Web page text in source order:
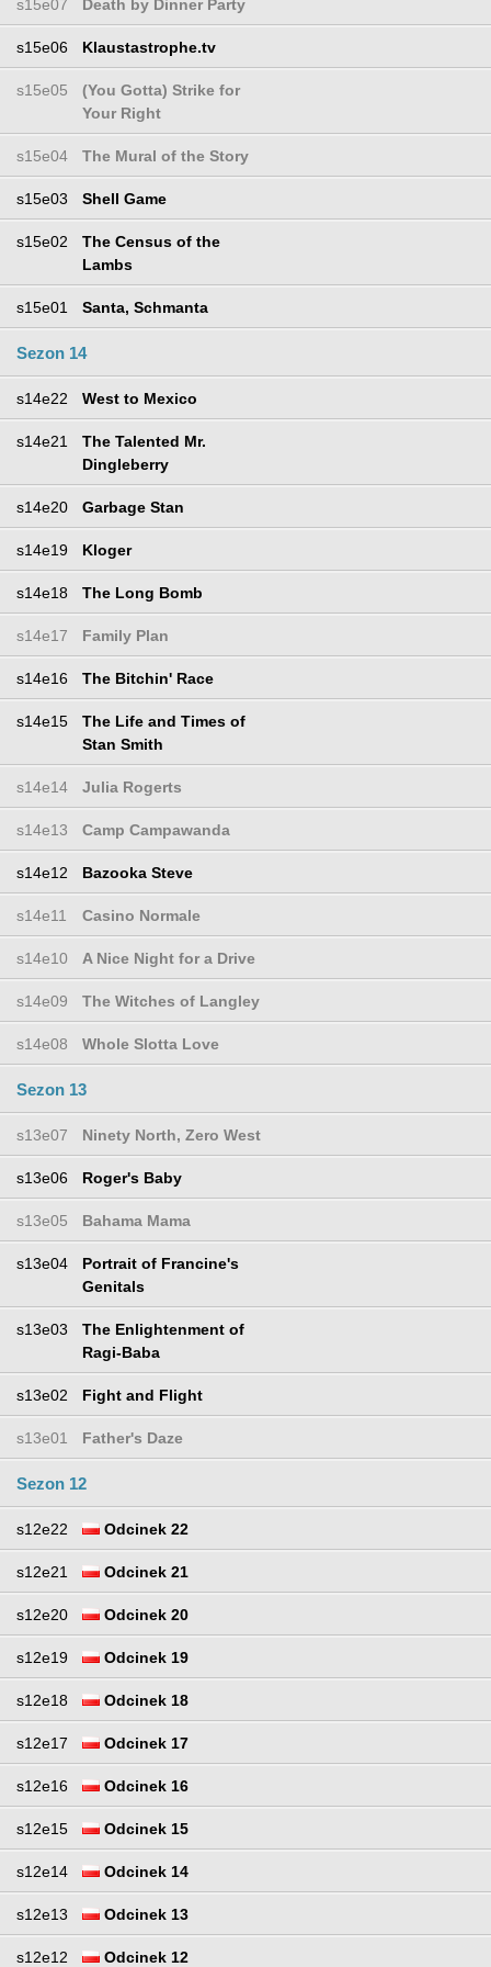
s15e07 Death by Dinner Party
s15e06 Klaustastrophe.tv
s15e05
(You Gotta) Strike for
Your Right
s15e04 The Mural of the Story
s15e03 Shell Game
s15e02
The Census of the
Lambs
s15e01 Santa, Schmanta
Sezon 14
s14e22 West to Mexico
s14e21
The Talented Mr.
Dingleberry
s14e20 Garbage Stan
s14e19 Kloger
s14e18 The Long Bomb
s14e17 Family Plan
s14e16 The Bitchin' Race
s14e15
The Life and Times of
Stan Smith
s14e14 Julia Rogerts
s14e13 Camp Campawanda
s14e12 Bazooka Steve
s14e11 Casino Normale
s14e10 A Nice Night for a Drive
s14e09 The Witches of Langley
s14e08 Whole Slotta Love
Sezon 13
s13e07 Ninety North, Zero West
s13e06 Roger's Baby
s13e05 Bahama Mama
s13e04
Portrait of Francine's
Genitals
s13e03
The Enlightenment of
Ragi-Baba
s13e02 Fight and Flight
s13e01 Father's Daze
Sezon 12
s12e22 Odcinek 22
s12e21 Odcinek 21
s12e20 Odcinek 20
s12e19 Odcinek 19
s12e18 Odcinek 18
s12e17 Odcinek 17
s12e16 Odcinek 16
s12e15 Odcinek 15
s12e14 Odcinek 14
s12e13 Odcinek 13
s12e12 Odcinek 12